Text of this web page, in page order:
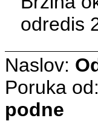
odredis
Naslov:
Poruka od:
podne